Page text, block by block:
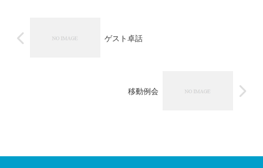
ゲスト卓話
移動例会